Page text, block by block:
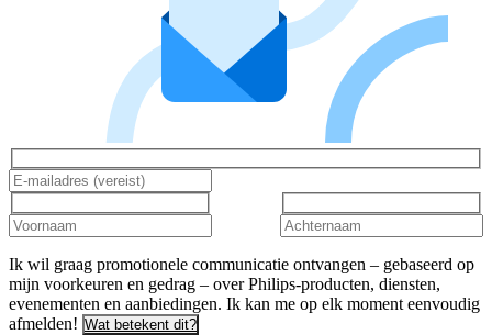
Ik wil graag promotionele communicatie ontvangen – gebaseerd op
mijn voorkeuren en gedrag – over Philips-producten, diensten,
evenementen en aanbiedingen. Ik kan me op elk moment eenvoudig
afmelden! Wat betekent dit?